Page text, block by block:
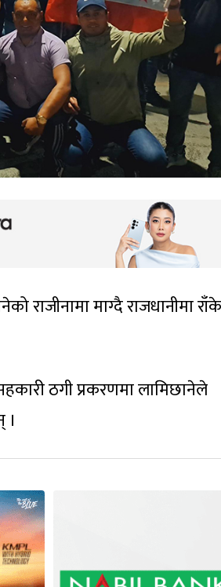
राजीनामा माग्दै राजधानीमा राँके
ठगी प्रकरणमा लामिछानेले